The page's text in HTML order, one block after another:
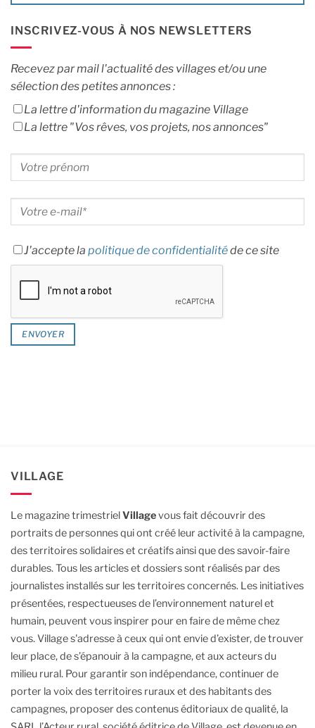
INSCRIVEZ-VOUS À NOS NEWSLETTERS
Recevez par mail l'actualité des villages et/ou une
sélection des petites annonces :
La lettre d'information du magazine Village
La lettre "Vos rêves, vos projets, nos annonces"
J'accepte la politique de confidentialitéde ce site
VILLAGE
Le magazine trimestrielVillagevous fait découvrir des
portraits de personnes qui ont créé leur activité à la campagne,
des territoires solidaires et créatifs ainsi que des savoir-faire
durables.Tous les articles et dossiers sont réalisés par des
journalistes installés sur les territoires concernés. Les initiatives
présentées, respectueuses de l’environnement naturel et
humain, peuvent vous inspirer pour en faire de même chez
vous.Village s'adresse à ceux qui ont envie d’exister, de trouver
leur place, de s’épanouir à la campagne, et aux acteurs du
milieu rural. Pour garantir son indépendance, continuer de
porter la voix des territoires ruraux et des habitants des
campagnes, proposer des contenus éditoriaux de qualité, la